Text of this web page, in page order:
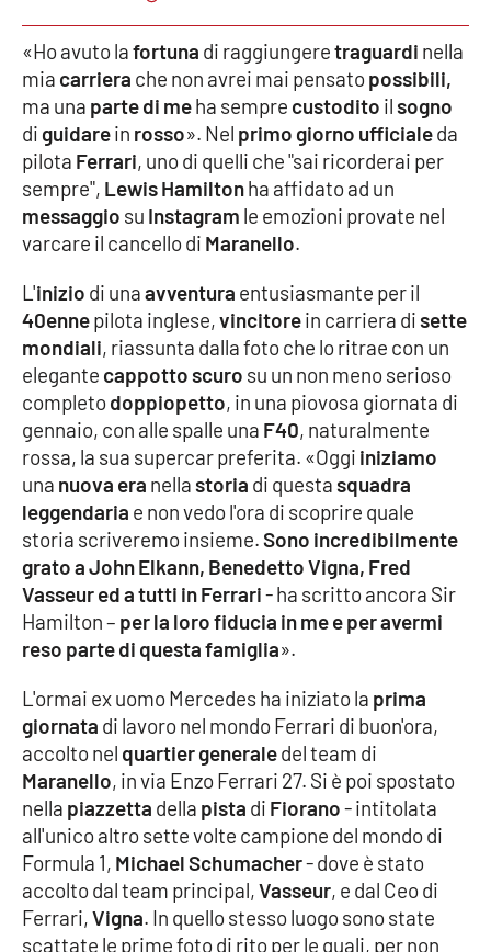
VIDEO
Ambiente
Cronaca
Cultura
Economia e Lavoro
Politica
Sanità
Società
Sport
RUBRICHE
Good Morning Vietnam
Parchi Marini Calabria
Leggendo Alvaro insieme
Imprese Di Calabria
Le perfidie di Antonella Grippo
Venti di comunicazione
«Ho avuto lafortuna di raggiungeretraguardi nella
mia carriera che non avrei mai pensatopossibili,
ma una parte di meha sempre custodito ilsogno
di guidarein rosso». Nel primo giorno ufficialeda
pilota Ferrari, uno di quelli che "sai ricorderai per
sempre", Lewis Hamiltonha affidato ad un
messaggio su Instagram le emozioni provate nel
varcare il cancello di Maranello.
L'inizio di unaavventura entusiasmante per il
40ennepilota inglese,vincitorein carriera disette
mondiali, riassunta dalla foto che lo ritrae con un
elegante cappotto scuro su un non meno serioso
completodoppiopetto, in una piovosa giornata di
gennaio, con alle spalle una F40, naturalmente
rossa, la sua supercar preferita. «Oggi iniziamo
una nuova era nellastoria di questasquadra
leggendaria e non vedo l'ora di scoprire quale
storia scriveremo insieme.Sono incredibilmente
grato a John Elkann, Benedetto Vigna, Fred
Vasseur ed a tutti in Ferrari- ha scritto ancora Sir
Hamilton – per la loro fiducia in me e per avermi
reso parte di questa famiglia».
L'ormai ex uomo Mercedes ha iniziato la prima
giornata di lavoro nel mondo Ferrari di buon'ora,
accolto nel quartier generaledel team di
Maranello, in via Enzo Ferrari 27. Si è poi spostato
nella piazzetta della pista di Fiorano- intitolata
all'unico altro sette volte campione del mondo di
Formula 1, Michael Schumacher- dove è stato
accolto dal team principal,Vasseur, e dal Ceo di
Ferrari,Vigna. In quello stesso luogo sono state
scattate le prime foto di rito per le quali, per non